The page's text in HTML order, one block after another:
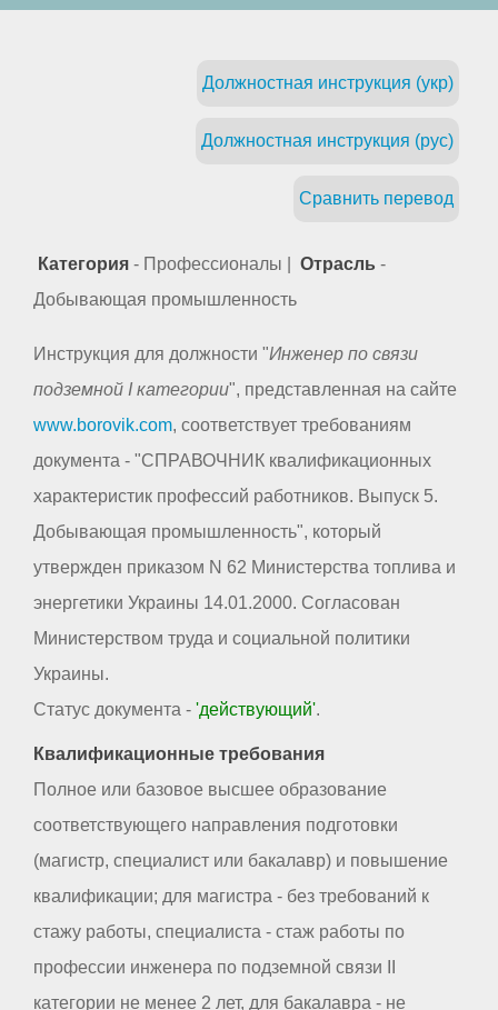
Должностная инструкция (укр)
Должностная инструкция (рус)
Сравнить перевод
Категория - Профессионалы | Отрасль -
Добывающая промышленность
Инструкция для должности "Инженер по связи
подземной I категории", представленная на сайте
www.borovik.com, соответствует требованиям
документа - "СПРАВОЧНИК квалификационных
характеристик профессий работников. Выпуск 5.
Добывающая промышленность", который
утвержден приказом N 62 Министерства топлива и
энергетики Украины 14.01.2000. Согласован
Министерством труда и социальной политики
Украины.
Статус документа - 'действующий'.
Квалификационные требования
Полное или базовое высшее образование
соответствующего направления подготовки
(магистр, специалист или бакалавр) и повышение
квалификации; для магистра - без требований к
стажу работы, специалиста - стаж работы по
профессии инженера по подземной связи II
категории не менее 2 лет, для бакалавра - не